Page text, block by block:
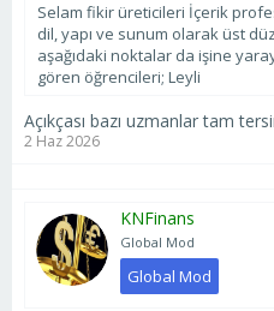
Selam fikir üreticileri İçerik
dil, yapı ve sunum olarak üst
aşağıdaki noktalar da işine
gören öğrencileri; Leyli
Açıkçası bazı uzmanlar tam
2 Haz 2026
KNFinans
Global Mod
Global Mod